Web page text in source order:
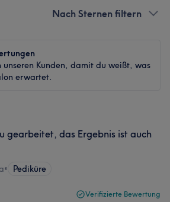
Nach Sternen filtern
unseren Kunden, damit du weißt, was
erwartet.
gearbeitet, das Ergebnis ist auch
• Pediküre
Verifizierte Bewertung